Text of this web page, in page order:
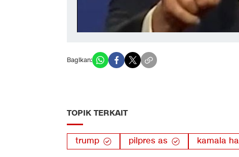
Bagikan:
TOPIK TERKAIT
trump pilpres as kamala